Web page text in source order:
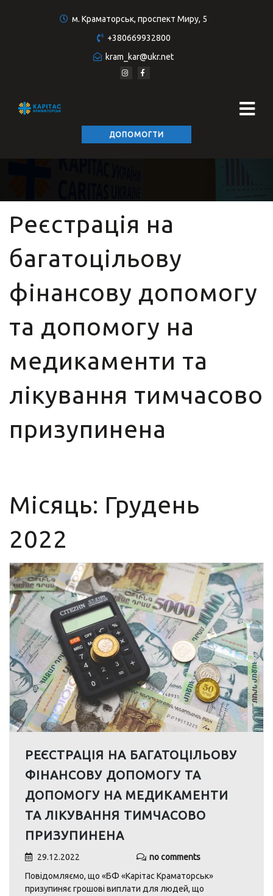
м. Краматорськ, проспект Миру, 5
+380669932800
kram_kar@ukr.net
ДОПОМОГТИ
Реєстрація на
багатоцільову
фінансову допомогу
та допомогу на
медикаменти та
лікування тимчасово
призупинена
Місяць: Грудень
2022
РЕЄСТРАЦІЯ НА БАГАТОЦІЛЬОВУ
ФІНАНСОВУ ДОПОМОГУ ТА
ДОПОМОГУ НА МЕДИКАМЕНТИ
ТА ЛІКУВАННЯ ТИМЧАСОВО
ПРИЗУПИНЕНА
29.12.2022
no comments
Повідомляємо, що «БФ «Карітас Краматорськ»
призупиняє грошові виплати для людей, що